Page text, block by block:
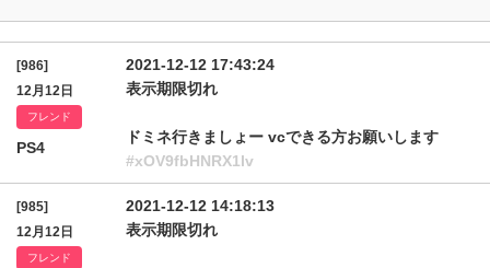
[986]
12月12日
フレンド
PS4
2021-12-12 17:43:24
表示期限切れ
ドミネ行きましょー vcできる方お願いします
#xOV9fbHNRX1lv
[985]
12月12日
フレンド
2021-12-12 14:18:13
表示期限切れ